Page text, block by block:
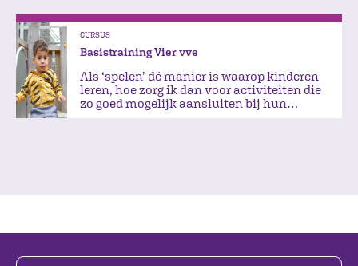
CURSUS
Basistraining Vier vve
Als ‘spelen’ dé manier is waarop kinderen
leren, hoe zorg ik dan voor activiteiten die
zo goed mogelijk aansluiten bij hun